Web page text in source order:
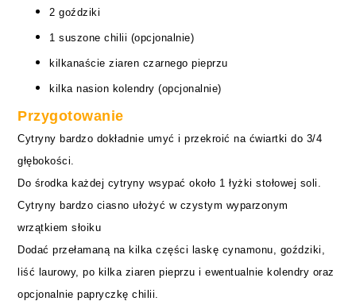
2 goździki
1 suszone chilii (opcjonalnie)
kilkanaście ziaren czarnego pieprzu
kilka nasion kolendry (opcjonalnie)
Przygotowanie
Cytryny bardzo dokładnie umyć i przekroić na ćwiartki do 3/4
głębokości.
Do środka każdej cytryny wsypać około 1 łyżki stołowej soli.
Cytryny bardzo ciasno ułożyć w czystym wyparzonym
wrzątkiem słoiku
Dodać przełamaną na kilka części laskę cynamonu, goździki,
liść laurowy, po kilka ziaren pieprzu i ewentualnie kolendry oraz
opcjonalnie papryczkę chilii.